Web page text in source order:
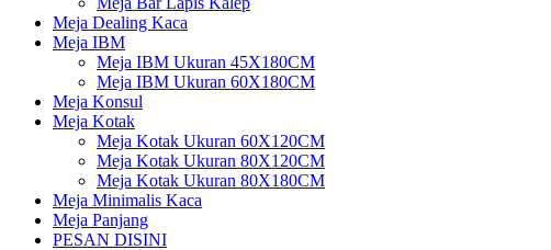
Meja Dealing Kaca
Meja IBM
Meja IBM Ukuran 45X180CM
Meja IBM Ukuran 60X180CM
Meja Konsul
Meja Kotak
Meja Kotak Ukuran 60X120CM
Meja Kotak Ukuran 80X120CM
Meja Kotak Ukuran 80X180CM
Meja Minimalis Kaca
Meja Panjang
PESAN DISINI